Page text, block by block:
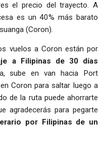
el precio del trayecto. A
es un 40% más barato
(Coron).
vuelos a Coron están por
a Filipinas de 30 días
sube en van hacia Port
Coron para saltar luego a
de la ruta puede ahorrarte
agradecerás para pegarte
por Filipinas de un